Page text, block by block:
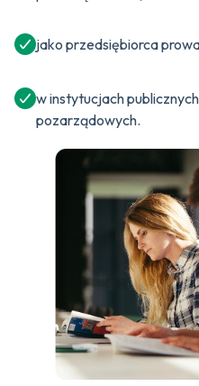
jako przedsiębiorca
w instytucjach
pozarządowych.